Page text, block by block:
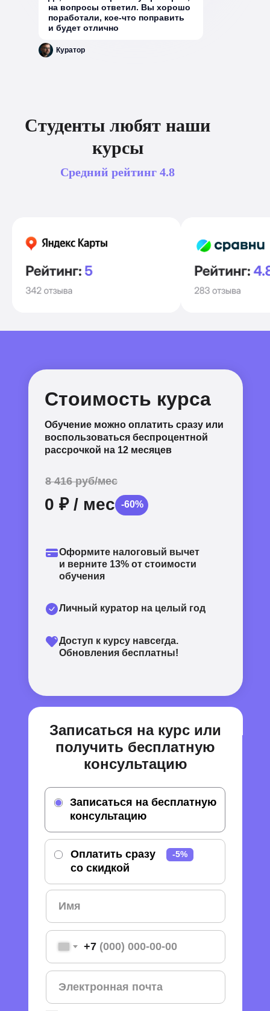
на вопросы ответил. Вы хорошо
поработали, кое-что поправить
и будет отлично
Куратор
Студенты любят наши
курсы
Средний рейтинг 4.8
0 ₽ / мес -60%
Обучение можно оплатить сразу или
воспользоваться беспроцентной
рассрочкой на 12 месяцев
-5%
Оплатить сразу
со скидкой
-5%
Записаться на бесплатную
консультацию
+7
Стоимость курса
Записаться на курс или
получить бесплатную
консультацию
Оформите налоговый вычет
и верните 13% от стоимости
обучения
Доступ к курсу навсегда.
Обновления бесплатны!
Личный куратор на целый год
8 416 руб/мес